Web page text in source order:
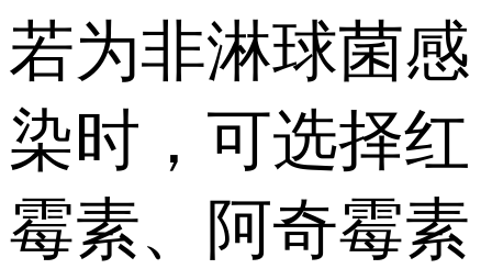
若为非淋球菌感
染时，可选择红
霉素、阿奇霉素